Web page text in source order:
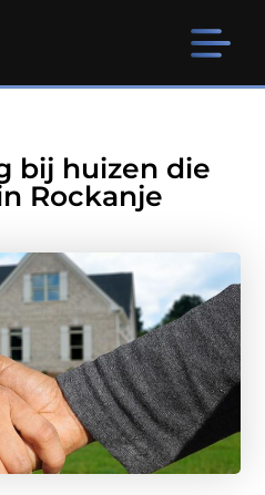
bij huizen die
Rockanje